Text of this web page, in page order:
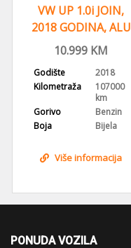
VW UP 1.0i JOIN,
2018 GODINA, ALU
FELGE KLIMA
10.999 KM
Godište
2018
Kilometraža
107000
km
Gorivo
Benzin
Boja
Bijela
Više informacija
PONUDA VOZILA